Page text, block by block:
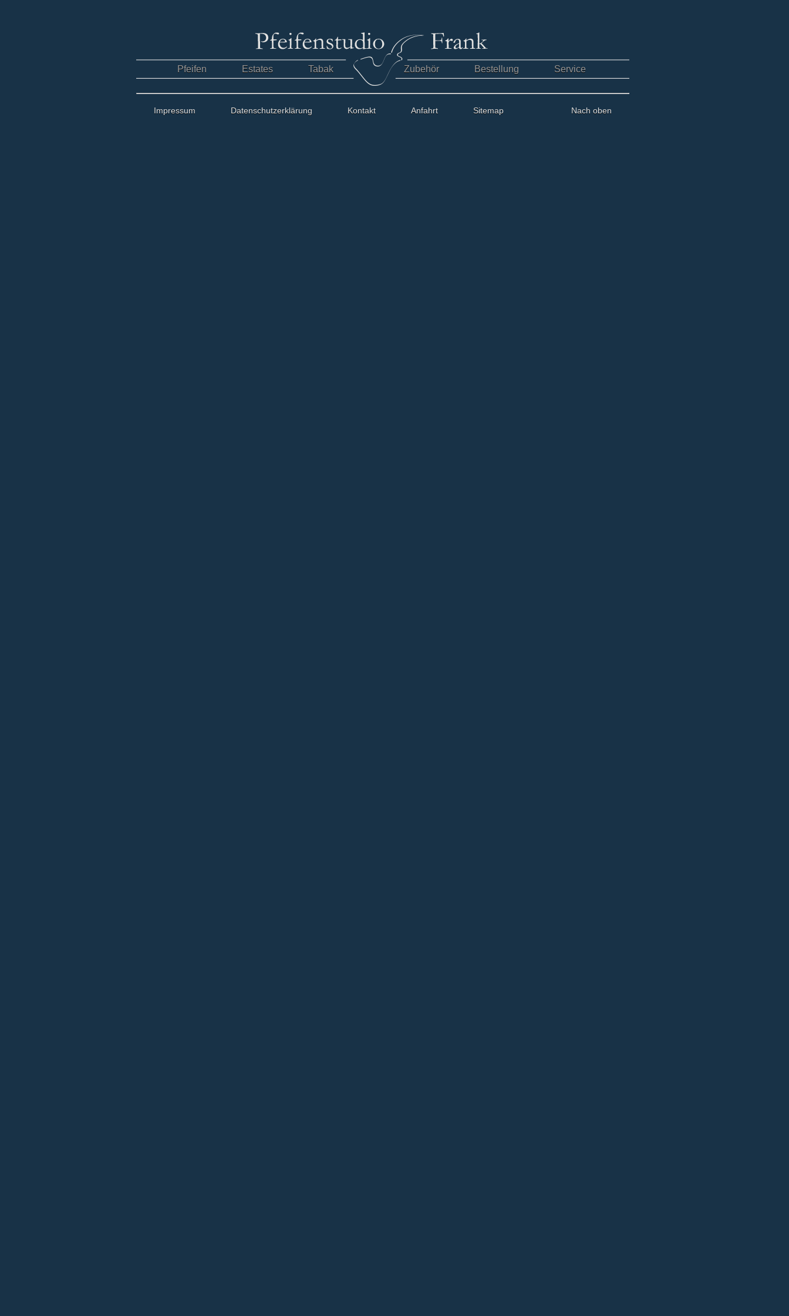
Pfeifen Estates Tabak Zubehör Bestellung Service
Impressum Datenschutzerklärung Kontakt Anfahrt Sitemap Nach oben